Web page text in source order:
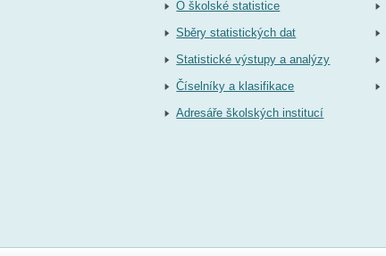
O školské statistice
Sběry statistických dat
Statistické výstupy a analýzy
Číselníky a klasifikace
Adresáře školských institucí